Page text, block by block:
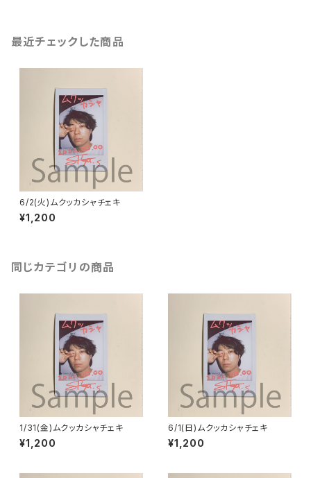
最近チェックした商品
6/2(火)ムクッカシャチェキ
¥1,200
同じカテゴリの商品
1/31(金)ムクッカシャチェキ
¥1,200
6/1(日)ムクッカシャチェキ
¥1,200